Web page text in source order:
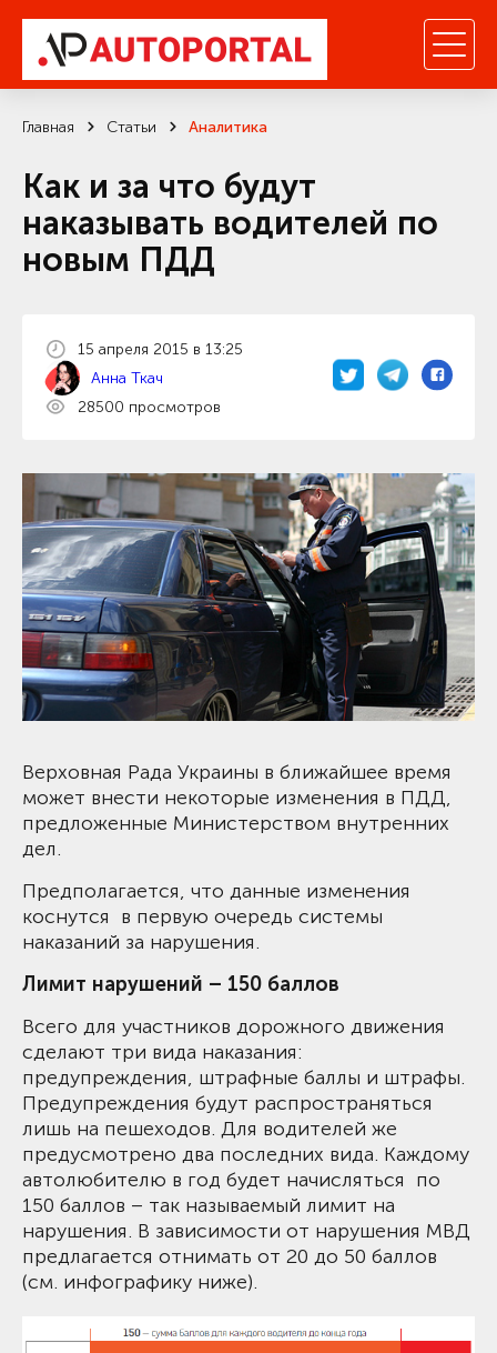
Главная Статьи Аналитика
Как и за что будут
наказывать водителей по
новым ПДД
15 апреля 2015 в 13:25
Анна Ткач
28500 просмотров
Верховная Рада Украины в ближайшее время
может внести некоторые изменения в ПДД,
предложенные Министерством внутренних
дел.
Предполагается, что данные изменения
коснутся в первую очередь системы
наказаний за нарушения.
Лимит нарушений – 150 баллов
Всего для участников дорожного движения
сделают три вида наказания:
предупреждения, штрафные баллы и штрафы.
Предупреждения будут распространяться
лишь на пешеходов. Для водителей же
предусмотрено два последних вида. Каждому
автолюбителю в год будет начисляться по
150 баллов – так называемый лимит на
нарушения. В зависимости от нарушения МВД
предлагаетcя отнимать от 20 до 50 баллов
(см. инфографику ниже).